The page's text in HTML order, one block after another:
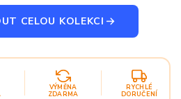
CELOU KOLEKCI
VÝMĚNA
ZDARMA
RYCHLÉ
DORUČENÍ